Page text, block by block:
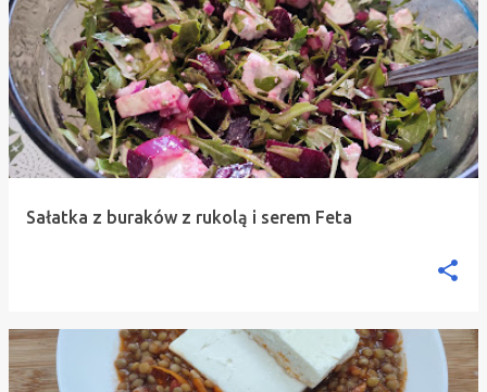
Sałatka z buraków z rukolą i serem Feta